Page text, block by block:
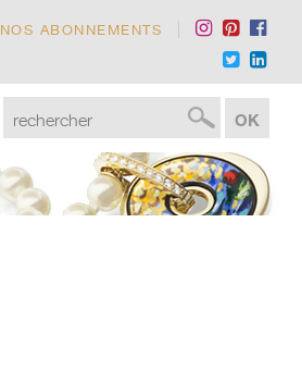
NOS ABONNEMENTS